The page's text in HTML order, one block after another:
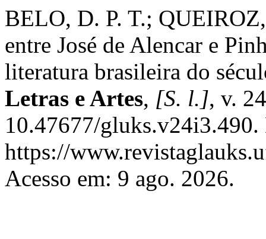
BELO, D. P. T.;
entre José de Alencar e
literatura brasileira do
Letras e Artes, [S. l.], v.
10.47677/
https://
Acesso em: 9 ago. 2026.